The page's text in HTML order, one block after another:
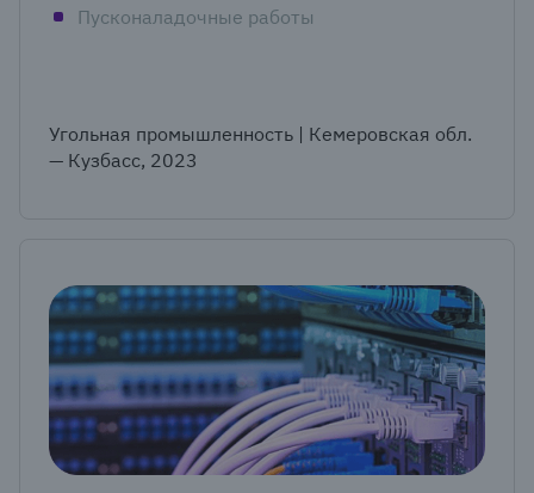
Пусконаладочные работы
Угольная промышленность | Кемеровская обл.
— Кузбасс, 2023